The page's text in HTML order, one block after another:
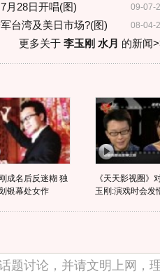
09-07-
月28日开唱(图)
08-04-
台湾及美日市场?(图)
更多关于 李玉刚 水月 的新闻
成名后反迷糊 独
银幕处女作
《天天影视圈》
玉刚:演戏时会发